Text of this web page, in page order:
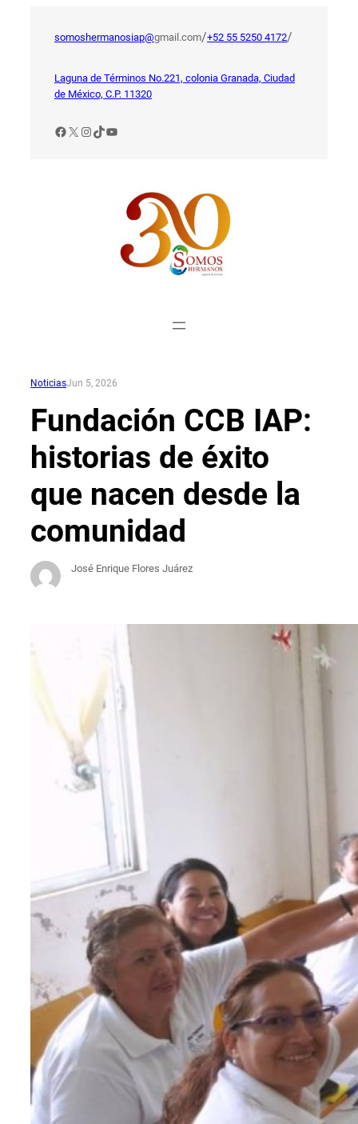
somoshermanosiap@gmail.com/+52 55 5250 4172/
Laguna de Términos No.221, colonia Granada, Ciudad
de México, C.P. 11320
Facebook
X Instagram
TikTok
YouTube
NoticiasJun 5, 2026
Fundación CCB IAP:
historias de éxito
que nacen desde la
comunidad
José Enrique Flores Juárez